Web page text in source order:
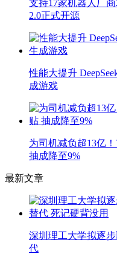
支持17家机器人厂
2.0正式开源
性能大提升
成游戏
为司机减负超13亿
抽成降至9%
最新文章
深圳理工大学拟逐
代